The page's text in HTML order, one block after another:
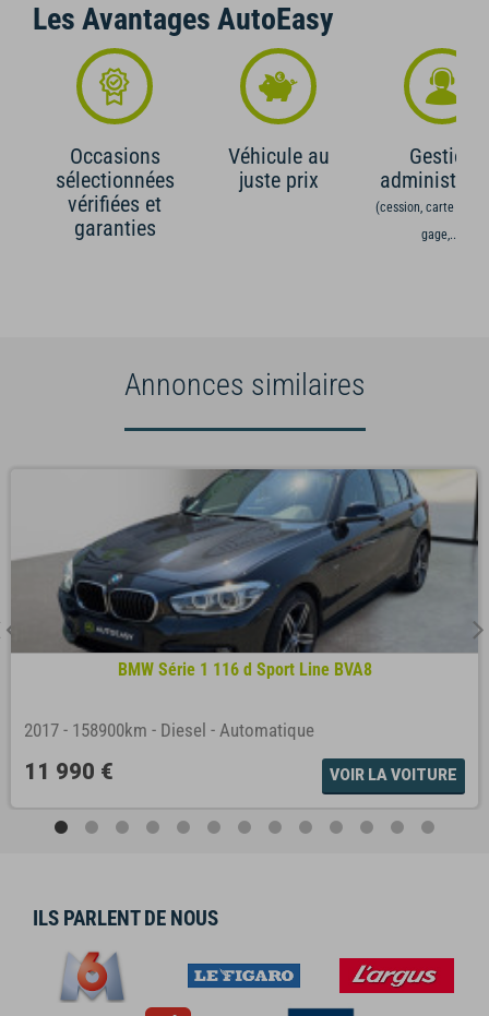
Les Avantages AutoEasy
Occasions
sélectionnées
vérifiées et
garanties
Véhicule au
juste prix
Gestion
(cession, carte grise,
gage,...)
Annonces similaires
BMW Série 1 116 d Sport Line BVA8
2017 - 158900km - Diesel - Automatique
11 990 € VOIR LA VOITURE
ILS PARLENT DE NOUS